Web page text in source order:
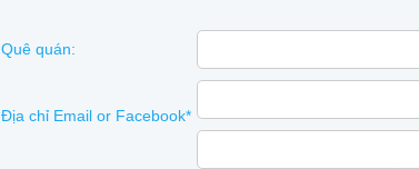
Quê quán:
Địa chỉ Email or Facebook*